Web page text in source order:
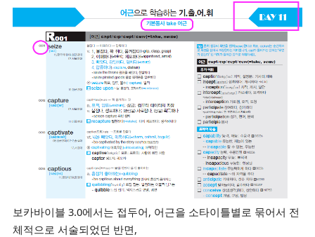
보카바이블 3.0에서는 접두어, 어근을 소타이틀별로 묶어서 전
체적으로 서술되었던 반면,